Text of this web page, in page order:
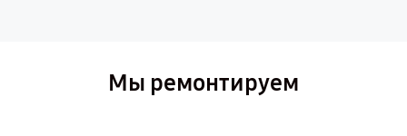
Мы ремонтируем